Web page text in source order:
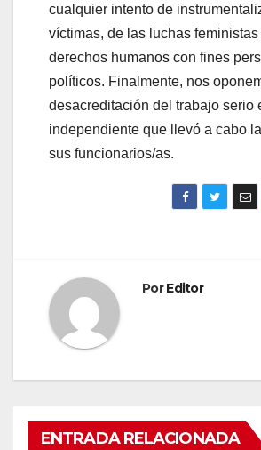
cualquier intento de
víctimas, de las luchas
derechos humanos con fines
políticos. Finalmente, nos
desacreditación del trabajo serio
independiente que llevó a cabo
sus funcionarios/as.
PorEditor
ENTRADA RELACIONADA